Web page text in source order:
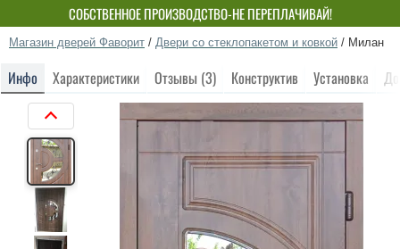
СОБСТВЕННОЕ ПРОИЗВОДСТВО-НЕ ПЕРЕПЛАЧИВАЙ!
Магазин дверей Фаворит / Двери со стеклопакетом и ковкой / Милан
Инфо Характеристики Отзывы (3) Конструктив Установка